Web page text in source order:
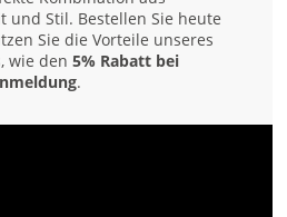
und Stil. Bestellen Sie heute
Sie die Vorteile unseres
wie den5% Rabatt bei
.